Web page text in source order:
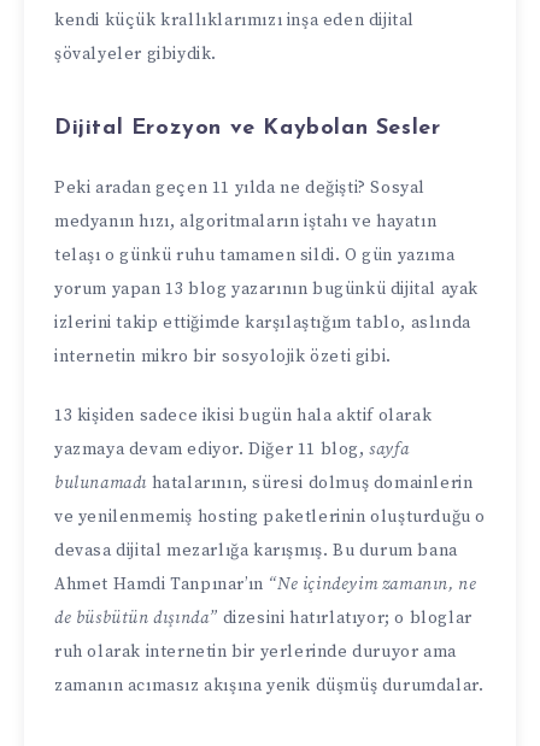
kendi küçük krallıklarımızı inşa eden dijital
şövalyeler gibiydik.
Dijital Erozyon ve Kaybolan Sesler
Peki aradan geçen 11 yılda ne değişti? Sosyal
medyanın hızı, algoritmaların iştahı ve hayatın
telaşı o günkü ruhu tamamen sildi. O gün yazıma
yorum yapan 13 blog yazarının bugünkü dijital ayak
izlerini takip ettiğimde karşılaştığım tablo, aslında
internetin mikro bir sosyolojik özeti gibi.
13 kişiden sadece ikisi bugün hala aktif olarak
yazmaya devam ediyor. Diğer 11 blog,sayfa
bulunamadı hatalarının, süresi dolmuş domainlerin
ve yenilenmemiş hosting paketlerinin oluşturduğu o
devasa dijital mezarlığa karışmış. Bu durum bana
Ahmet Hamdi Tanpınar’ın “Ne içindeyim zamanın, ne
de büsbütün dışında” dizesini hatırlatıyor; o bloglar
ruh olarak internetin bir yerlerinde duruyor ama
zamanın acımasız akışına yenik düşmüş durumdalar.